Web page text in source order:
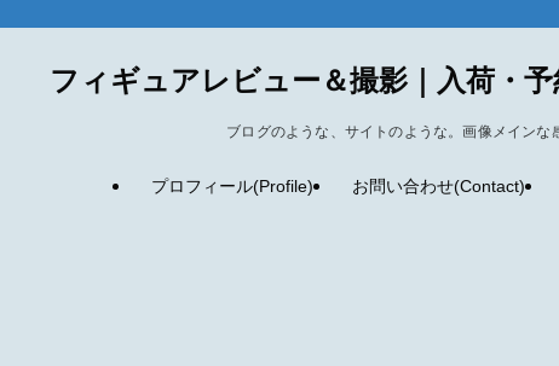
フィギュアレビュー＆撮影｜入荷・
ブログのような、サイトのような。画像メインな
プロフィール(Profile) お問い合わせ(Contact)